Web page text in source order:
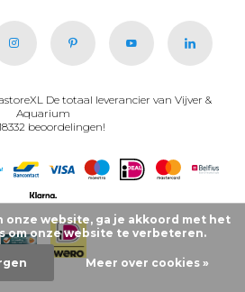
De totaal leverancier van Vijver &
Aquarium
beoordelingen!
onze website, ga je akkoord met het
om onze website te verbeteren.
Meer over cookies »